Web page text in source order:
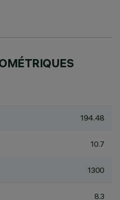
194.48
10.7
1300
8.3